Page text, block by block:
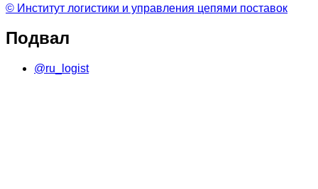
© Институт логистики и управления цепями поставок
Подвал
@ru_logist